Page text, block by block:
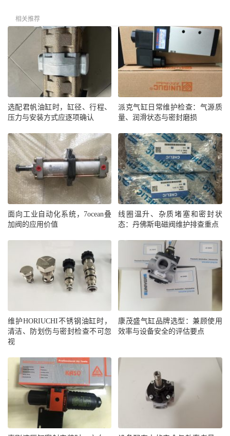
相关推荐
选配君帆油缸时，缸径、行程、
压力与安装方式应逐项确认
派克气缸日常维护检查：气源质
量、润滑状态与密封磨损
面向工业自动化系统，7ocean叠
加阀的应用价值
线圈温升、杂质堵塞和密封状
态：丹佛斯电磁阀维护排查重点
维护HORIUCHI不锈钢油缸时，
清洁、防划伤与密封检查不可忽
视
康茂盛气缸品牌选型：兼顾使用
效率与设备安全的评估要点